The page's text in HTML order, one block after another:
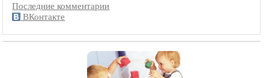
Последние комментарии
ВКонтакте